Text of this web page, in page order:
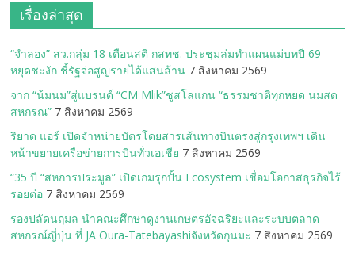
เรื่องล่าสุด
“จำลอง” สว.กลุ่ม 18 เตือนสติ กสทช. ประชุมล่มทำแผนแม่บทปี 69
หยุดชะงัก ชี้รัฐจ่อสูญรายได้แสนล้าน 7 สิงหาคม 2569
จาก “น้มนม”สู่แบรนด์ “CM Mlik”ชูสโลแกน “ธรรมชาติทุกหยด นมสด
สหกรณ” 7 สิงหาคม 2569
ริยาด แอร์ เปิดจำหน่ายบัตรโดยสารเส้นทางบินตรงสู่กรุงเทพฯ เดิน
หน้าขยายเครือข่ายการบินทั่วเอเชีย 7 สิงหาคม 2569
“35 ปี “สหการประมูล” เปิดเกมรุกปั้น Ecosystem เชื่อมโอกาสธุรกิจไร้
รอยต่อ 7 สิงหาคม 2569
รองปลัดนฤมล นำคณะศึกษาดูงานเกษตรอัจฉริยะและระบบตลาด
สหกรณ์ญี่ปุ่น ที่ JA Oura-Tatebayashiจังหวัดกุนมะ 7 สิงหาคม 2569